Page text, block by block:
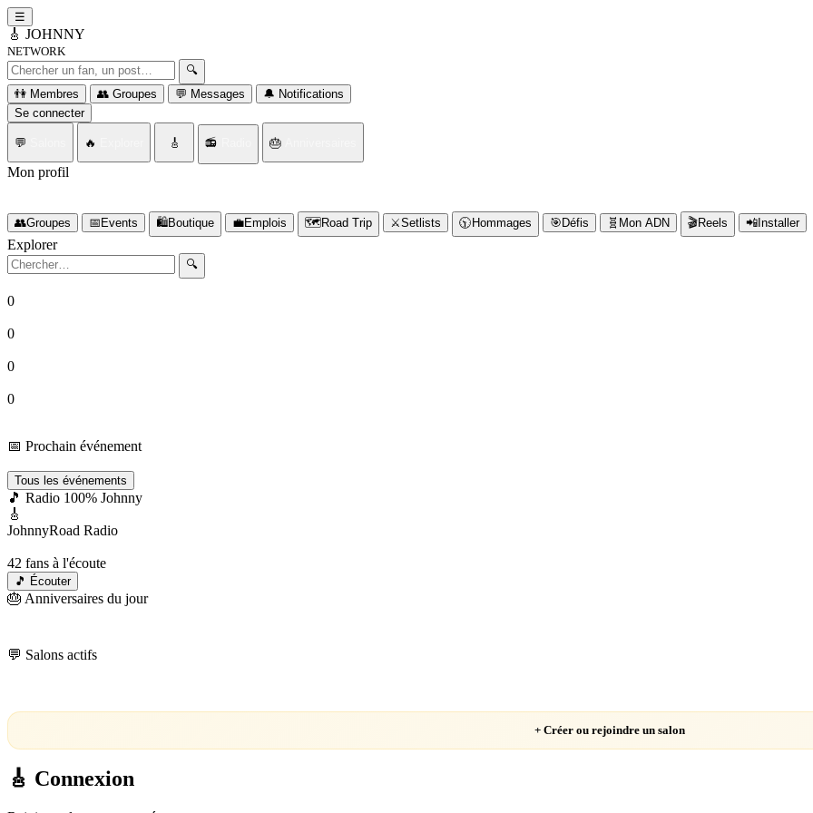
☰
🎸 JOHNNY
NETWORK
Rechercher un fan ou un post
🔍
👫 Membres
👥 Groupes 💬 Messages
🔔 Notifications
Se connecter
💬 🔥 🎸 📻 🎂
Mon profil
👥Groupes 📅Events 🛍️Boutique 💼Emplois 🗺️Road Trip ⚔️Setlists 🕥️Hommages 🎯Défis 🧬 Mon ADN 🎬Reels 📲Installer
Explorer
Rechercher
🔍
0
0
0
0
📅 Prochain événement
Tous les événements
🎵 Radio 100% Johnny
🎸
JohnnyRoad Radio
42 fans à l'écoute
🎵 Écouter
🎂 Anniversaires du jour
💬 Salons actifs
+ Créer ou rejoindre un salon
🎸 Connexion